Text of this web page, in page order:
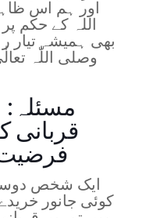
مسئلہ:
قربانی
فرضیت
ایک شخص
کوئی جانور